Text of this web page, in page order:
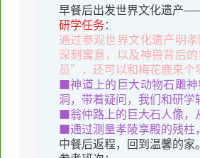
早餐后出发世界文化遗产
研学任务：
通过参观世界文化遗产明
深刻寓意，以及神兽背后
员”，还可以和梅花鹿来个
■神道上的巨大动物石雕
洞，带着疑问，我们和研学
■翁仲路上的巨大石人像，
■通过测量孝陵享殿的残柱
中餐后返程，回到温馨的家。